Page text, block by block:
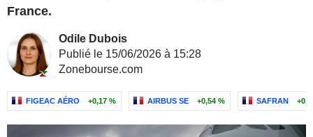
France.
Odile Dubois
Publié le 15/06/2026 à 15:28
Zonebourse.com
FIGEAC AÉRO +0,17 % AIRBUS SE +0,54 % SAFRAN